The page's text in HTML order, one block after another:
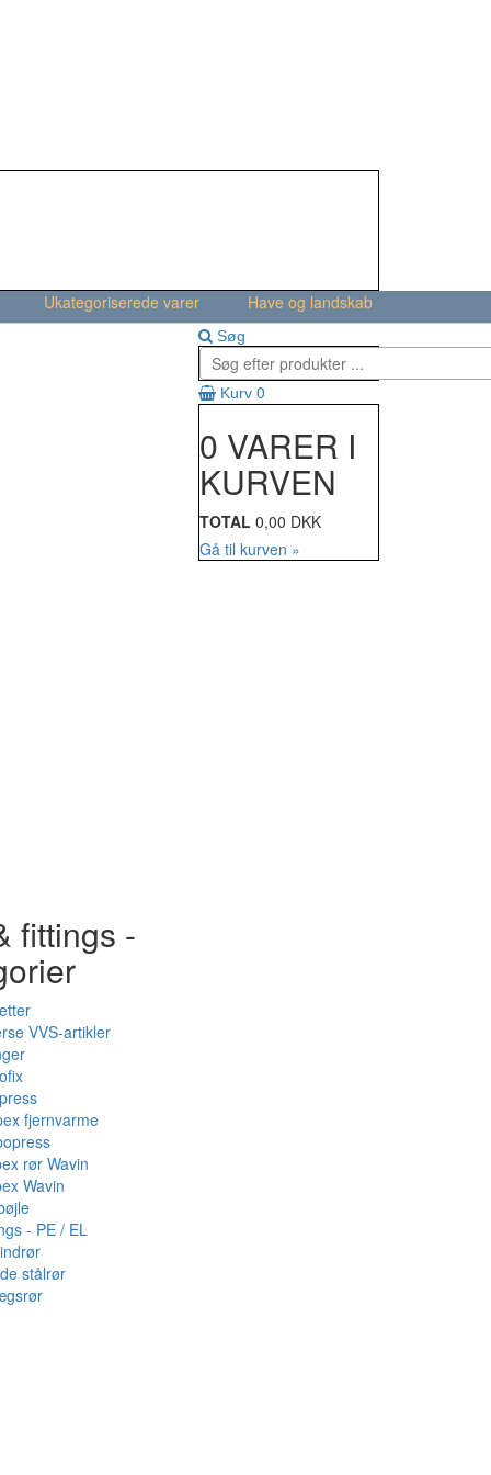
Ukategoriserede varer Have og landskab
fittings -
VVS-artikler
fjernvarme
rør Wavin
Wavin
- PE / EL
stålrør
Søg
Kurv 0
0 VARER I
KURVEN
TOTAL 0,00 DKK
Gå til kurven »